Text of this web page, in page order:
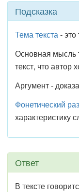
Подсказка
Тема текста- это
Основная мысль
текст, что автор
Аргумент -
Фонетический
характеристику
Ответ
В тексте